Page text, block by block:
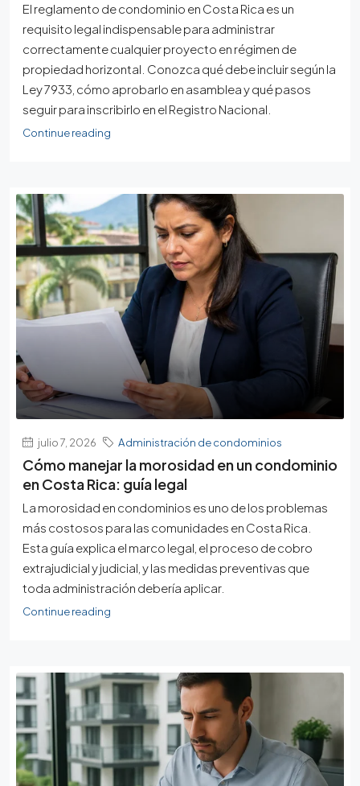
El reglamento de condominio en Costa Rica es un
requisito legal indispensable para administrar
correctamente cualquier proyecto en régimen de
propiedad horizontal. Conozca qué debe incluir según la
Ley 7933, cómo aprobarlo en asamblea y qué pasos
seguir para inscribirlo en el Registro Nacional.
Continue reading
julio 7, 2026 Administración de condominios
Cómo manejar la morosidad en un condominio
en Costa Rica: guía legal
La morosidad en condominios es uno de los problemas
más costosos para las comunidades en Costa Rica.
Esta guía explica el marco legal, el proceso de cobro
extrajudicial y judicial, y las medidas preventivas que
toda administración debería aplicar.
Continue reading